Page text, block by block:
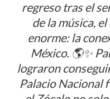
regreso tras el
de la música,
enorme: la
México. 🌎✨
lograron
Palacio Nacional